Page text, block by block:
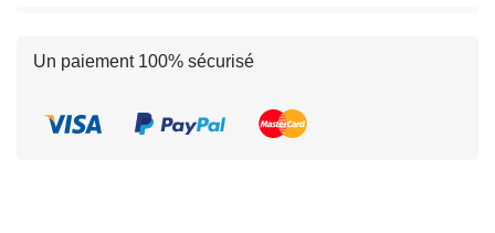
Un paiement 100% sécurisé